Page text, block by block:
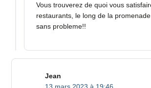
Vous trouverez de quoi vous
restaurants, le long de la promenade
sans probleme!!
Jean